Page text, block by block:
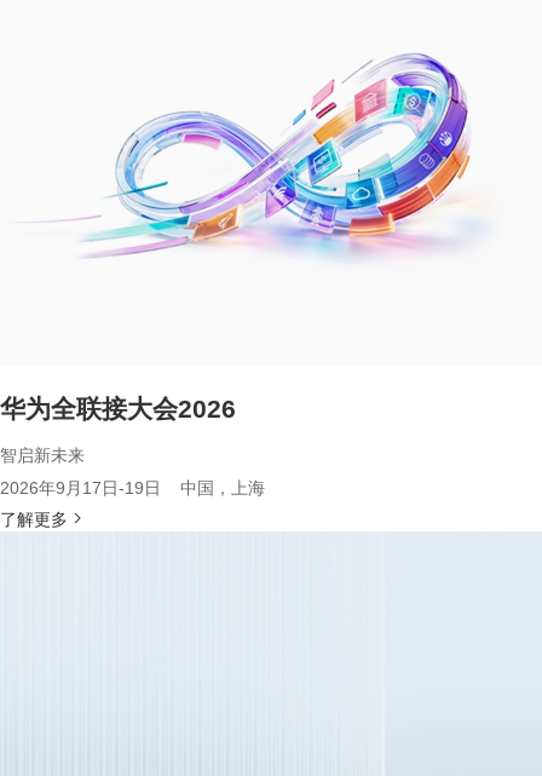
华为全联接大会2026
智启新未来
2026年9月17日-19日 中国，上海
了解更多